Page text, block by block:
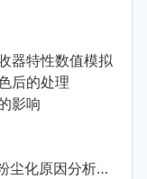
器特性数值模拟
后的处理
影响
分析及防治措施